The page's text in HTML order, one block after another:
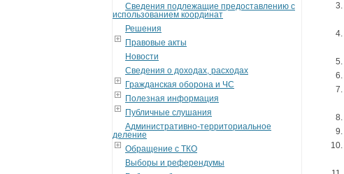
Сведения подлежащие предоставлению с
использованием координат
Решения
Правовые акты
Новости
Сведения о доходах, расходах
Гражданская оборона и ЧС
Полезная информация
Публичные слушания
Административно-территориальное
деление
Обращение с ТКО
Выборы и референдумы